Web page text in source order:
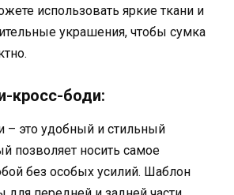
использовать яркие ткани и
украшения, чтобы сумка
кросс-боди:
– это удобный и стильный
позволяет носить самое
без особых усилий. Шаблон